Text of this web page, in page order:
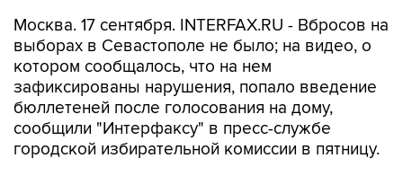
Москва. 17 сентября. INTERFAX.RU - Вбросов на
выборах в Севастополе не было; на видео, о
котором сообщалось, что на нем
зафиксированы нарушения, попало введение
бюллетеней после голосования на дому,
сообщили "Интерфаксу" в пресс-службе
городской избирательной комиссии в пятницу.